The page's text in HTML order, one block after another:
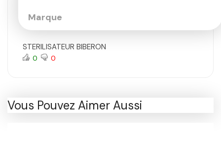
Marque
STERILISATEUR BIBERON
0 0
Vous Pouvez Aimer Aussi